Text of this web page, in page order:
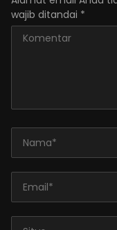
wajib ditandai *